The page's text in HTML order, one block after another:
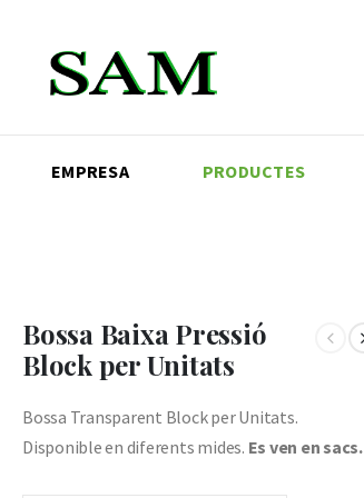
EMPRESA PRODUCTES
Bossa Baixa Pressió
Block per Unitats
Bossa Transparent Block per Unitats.
Disponible en diferents mides. Es ven en sacs.